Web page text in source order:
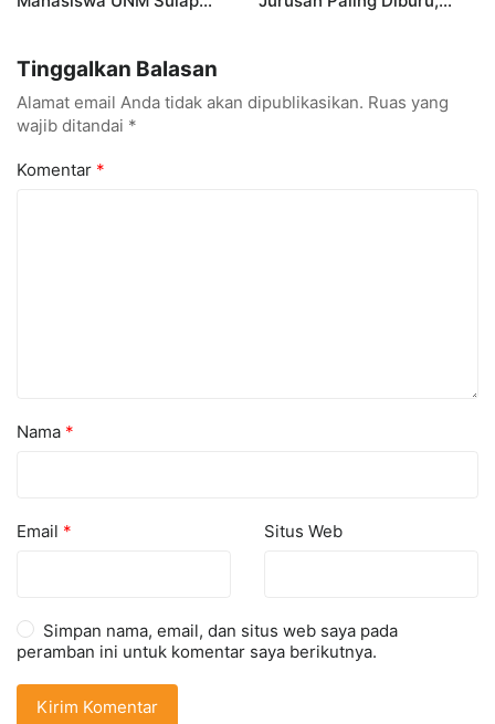
Tinggalkan Balasan
Alamat email Anda tidak akan dipublikasikan. Ruas yang
wajib ditandai *
Komentar *
Nama *
Email * Situs Web
Simpan nama, email, dan situs web saya pada
peramban ini untuk komentar saya berikutnya.